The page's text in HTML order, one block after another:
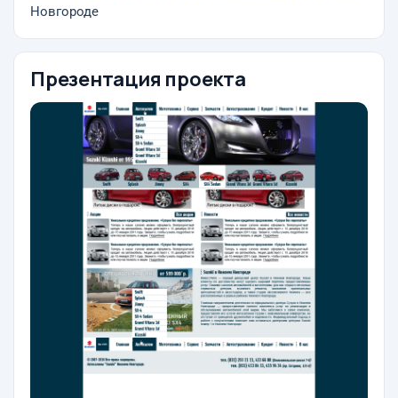
Новгороде
Презентация проекта